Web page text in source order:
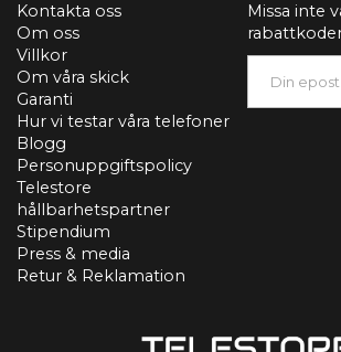
Kontakta oss
Om oss
Villkor
Om våra skick
Garanti
Hur vi testar våra telefoner
Blogg
Personuppgiftspolicy
Telestore
hållbarhetspartner
Stipendium
Press & media
Retur & Reklamation
Missa inte